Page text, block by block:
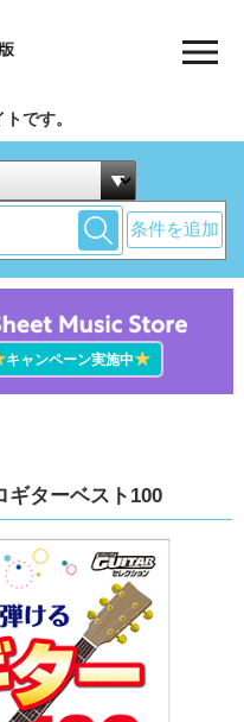
です。
条件を追加
キャンペーン実施中★
ギターベスト100